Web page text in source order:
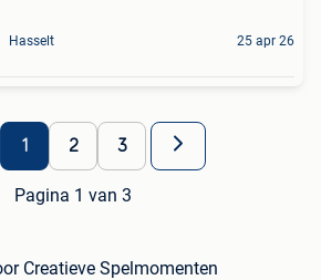
Hasselt 25 apr 26
1 2 3
Pagina 1 van 3
Creatieve Spelmomenten